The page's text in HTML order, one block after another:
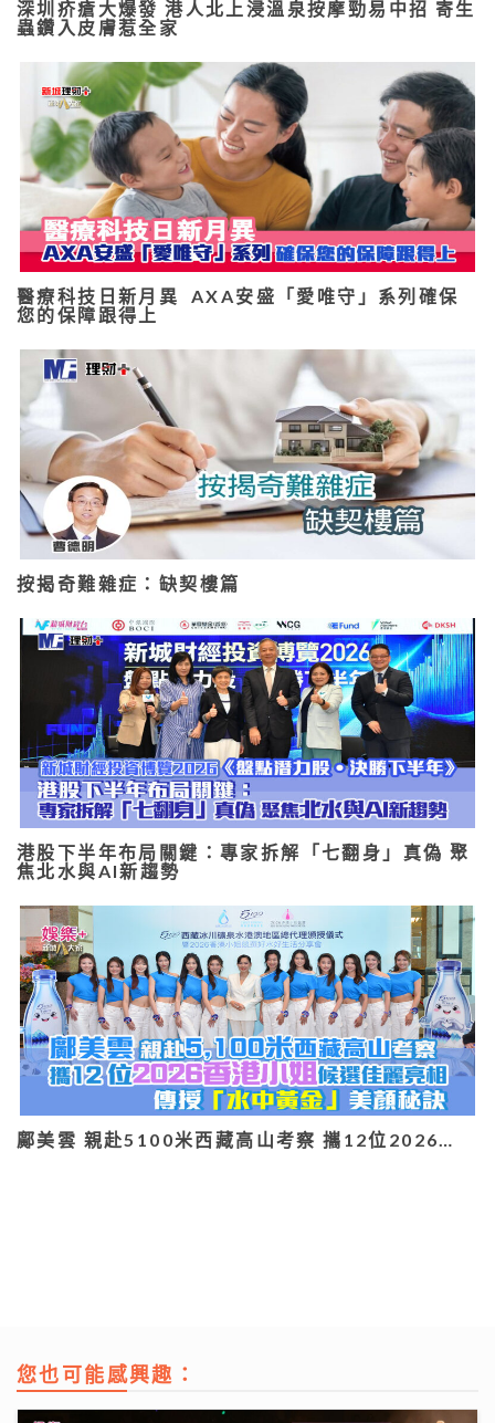
深圳疥瘡大爆發 港人北上浸溫泉按摩勁易中招 寄生
蟲鑽入皮膚惹全家
醫療科技日新月異 AXA安盛「愛唯守」系列確保
您的保障跟得上
按揭奇難雜症：缺契樓篇
港股下半年布局關鍵：專家拆解「七翻身」真偽 聚
焦北水與AI新趨勢
鄺美雲 親赴5100米西藏高山考察 攜12位2026…
您也可能感興趣：